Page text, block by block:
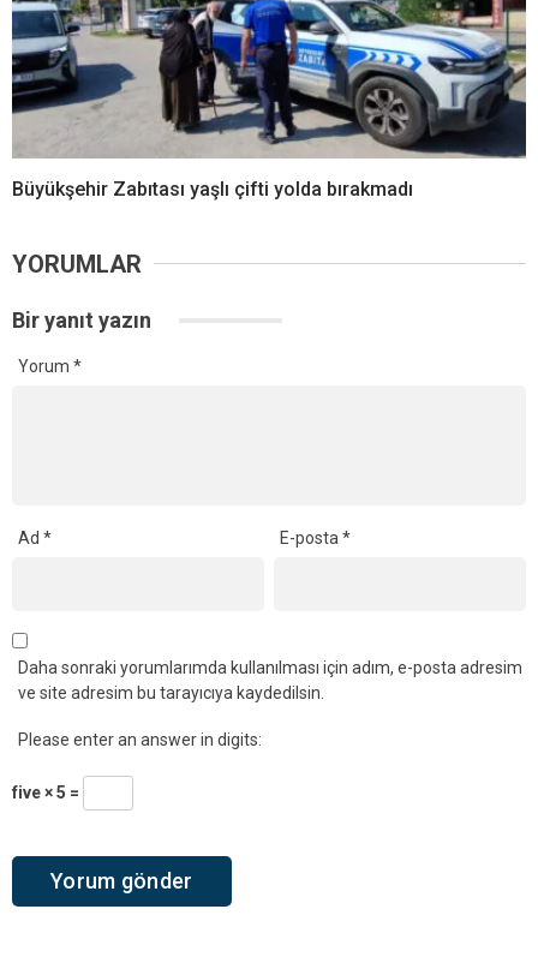
Büyükşehir Zabıtası yaşlı çifti yolda bırakmadı
YORUMLAR
Bir yanıt yazın
Yorum *
Ad * E-posta*
Daha sonraki yorumlarımda kullanılması için adım, e-posta adresim
ve site adresim bu tarayıcıya kaydedilsin.
Please enter an answer in digits:
five × 5 =